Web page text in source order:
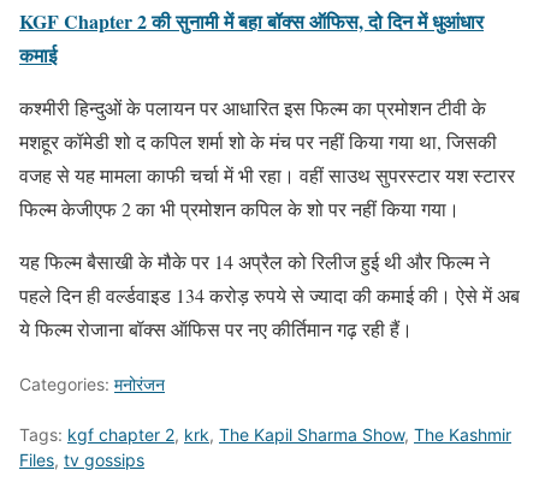
KGF Chapter 2 की सुनामी में बहा बॉक्स ऑफिस, दो दिन में धुआंधार
कमाई
कश्मीरी हिन्दुओं के पलायन पर आधारित इस फिल्म का प्रमोशन टीवी के
मशहूर कॉमेडी शो द कपिल शर्मा शो के मंच पर नहीं किया गया था, जिसकी
वजह से यह मामला काफी चर्चा में भी रहा। वहीं साउथ सुपरस्टार यश स्टारर
फिल्म केजीएफ 2 का भी प्रमोशन कपिल के शो पर नहीं किया गया।
यह फिल्म बैसाखी के मौके पर 14 अप्रैल को रिलीज हुई थी और फिल्म ने
पहले दिन ही वर्ल्डवाइड 134 करोड़ रुपये से ज्यादा की कमाई की। ऐसे में अब
ये फिल्म रोजाना बॉक्स ऑफिस पर नए कीर्तिमान गढ़ रही हैं।
Categories: मनोरंजन
Tags: kgf chapter 2, krk, The Kapil Sharma Show, The Kashmir
Files, tv gossips